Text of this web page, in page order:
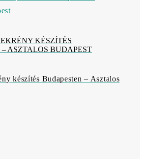
KÉSZÍTÉS
ASZTALOS BUDAPEST
készítés Budapesten – Asztalos